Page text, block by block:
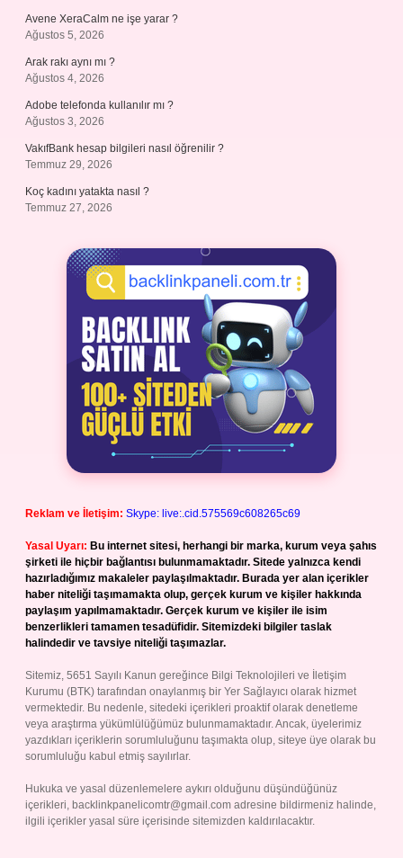
Avene XeraCalm ne işe yarar ?
Ağustos 5, 2026
Arak rakı aynı mı ?
Ağustos 4, 2026
Adobe telefonda kullanılır mı ?
Ağustos 3, 2026
VakıfBank hesap bilgileri nasıl öğrenilir ?
Temmuz 29, 2026
Koç kadını yatakta nasıl ?
Temmuz 27, 2026
Reklam ve İletişim: Skype: live:.cid.575569c608265c69
Yasal Uyarı: Bu internet sitesi, herhangi bir marka, kurum veya şahıs
şirketi ile hiçbir bağlantısı bulunmamaktadır. Sitede yalnızca kendi
hazırladığımız makaleler paylaşılmaktadır. Burada yer alan içerikler
haber niteliği taşımamakta olup, gerçek kurum ve kişiler hakkında
paylaşım yapılmamaktadır. Gerçek kurum ve kişiler ile isim
benzerlikleri tamamen tesadüfidir. Sitemizdeki bilgiler taslak
halindedir ve tavsiye niteliği taşımazlar.
Sitemiz, 5651 Sayılı Kanun gereğince Bilgi Teknolojileri ve İletişim
Kurumu (BTK) tarafından onaylanmış bir Yer Sağlayıcı olarak hizmet
vermektedir. Bu nedenle, sitedeki içerikleri proaktif olarak denetleme
veya araştırma yükümlülüğümüz bulunmamaktadır. Ancak, üyelerimiz
yazdıkları içeriklerin sorumluluğunu taşımakta olup, siteye üye olarak bu
sorumluluğu kabul etmiş sayılırlar.
Hukuka ve yasal düzenlemelere aykırı olduğunu düşündüğünüz
içerikleri, backlinkpanelicomtr@gmail.com adresine bildirmeniz halinde,
ilgili içerikler yasal süre içerisinde sitemizden kaldırılacaktır.